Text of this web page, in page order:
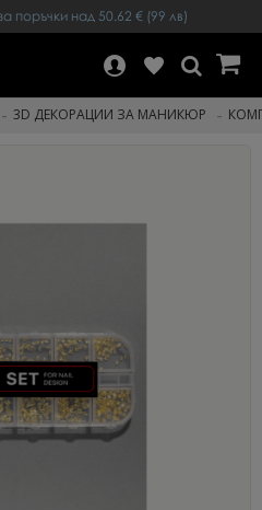
поръчки над 50.62 € (99 лв)
3D ДЕКОРАЦИИ ЗА МАНИКЮР